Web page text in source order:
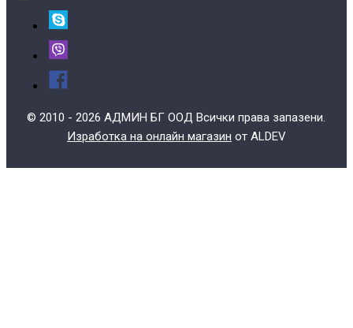
© 2010 - 2026 АДМИН БГ ООД Всички права запазени.
Изработка на онлайн магазин от ALDEV